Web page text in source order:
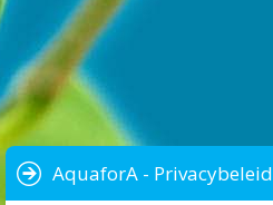
AquaforA - Privacybeleid